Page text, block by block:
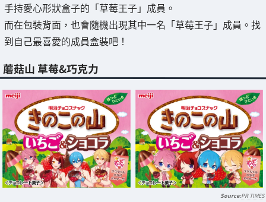
手持愛心形狀盒子的「草莓王子」成員。
而在包裝背面，也會隨機出現其中一名「草莓王子」成員。找
到自己最喜愛的成員盒裝吧！
蘑菇山 草莓&巧克力
PR TIMES